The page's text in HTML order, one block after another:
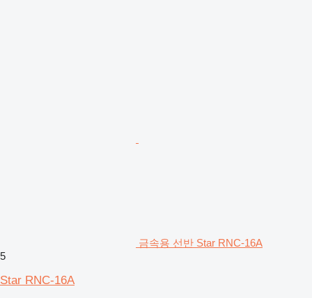
금속용 선반 Star RNC-16A
5
Star RNC-16A